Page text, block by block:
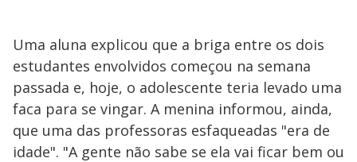
Uma aluna explicou que a briga entre os dois
estudantes envolvidos começou na semana
passada e, hoje, o adolescente teria levado uma
faca para se vingar. A menina informou, ainda,
que uma das professoras esfaqueadas "era de
idade". "A gente não sabe se ela vai ficar bem ou